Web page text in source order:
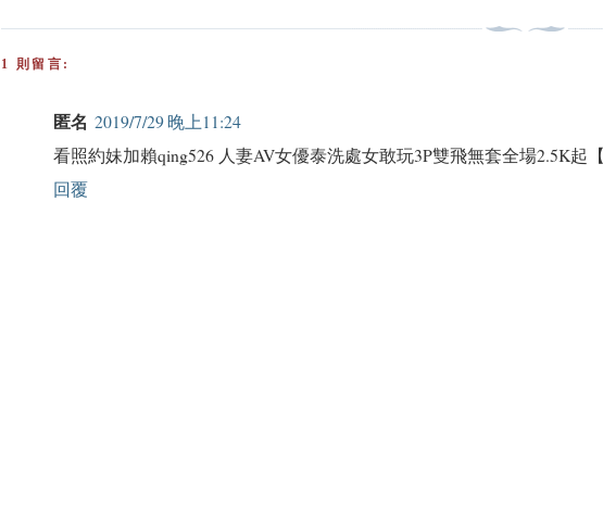
1 則留言:
匿名 2019/7/29 晚上11:24
看照約妹加賴qing526 人妻AV女優泰洗處女敢玩3P雙飛無套全場2.5K起
回覆